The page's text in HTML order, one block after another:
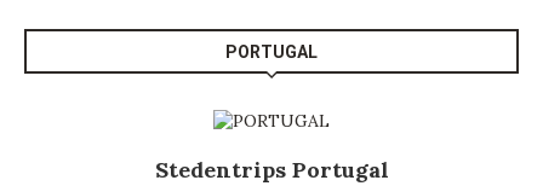
PORTUGAL
Stedentrips Portugal